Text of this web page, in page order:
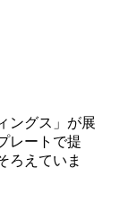
ングス」が展
レートで提
ろえていま